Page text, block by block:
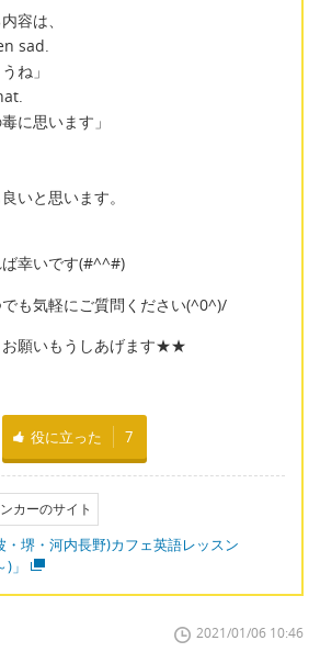
容は、
sad.
ね」
に思います」
いと思います。
幸いです(#^^#)
も気軽にご質問ください(^0^)/
願いもうしあげます★★
役に立った 7
カーのサイト
・堺・河内長野)カフェ英語レッスン
」
2021/01/06 10:46